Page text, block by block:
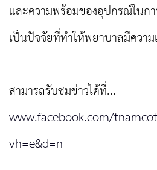
และความพร้อมของอุปกรณ์ในก
เป็นปัจจัยที่ทำให้พยาบาลมีความ
สามารถรับชมข่าวได้ที่...
www.facebook.com/
vh=e&d=n